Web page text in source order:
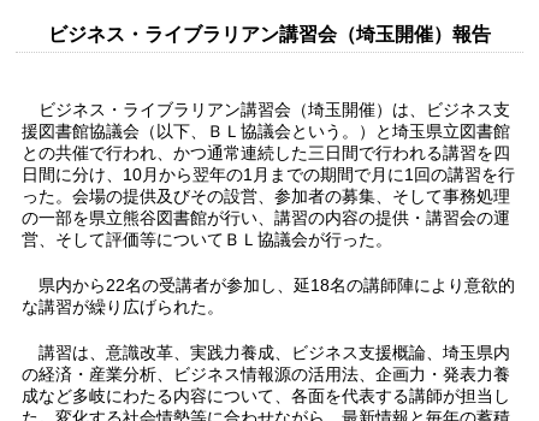
ビジネス・ライブラリアン講習会（埼玉開催）報告
ビジネス・ライブラリアン講習会（埼玉開催）は、ビジネス支
援図書館協議会（以下、ＢＬ協議会という。）と埼玉県立図書館
との共催で行われ、かつ通常連続した三日間で行われる講習を四
日間に分け、10月から翌年の1月までの期間で月に1回の講習を行
った。会場の提供及びその設営、参加者の募集、そして事務処理
の一部を県立熊谷図書館が行い、講習の内容の提供・講習会の運
営、そして評価等についてＢＬ協議会が行った。
県内から22名の受講者が参加し、延18名の講師陣により意欲的
な講習が繰り広げられた。
講習は、意識改革、実践力養成、ビジネス支援概論、埼玉県内
の経済・産業分析、ビジネス情報源の活用法、企画力・発表力養
成など多岐にわたる内容について、各面を代表する講師が担当し